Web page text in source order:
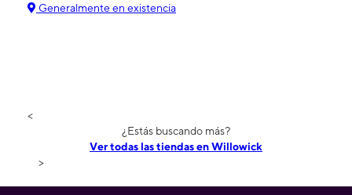
Generalmente en existencia
<
¿Estás buscando más?
Ver todas las tiendas en Willowick
>